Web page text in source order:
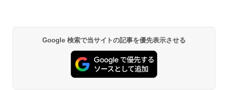
Google 検索で当サイトの記事を優先表示させる